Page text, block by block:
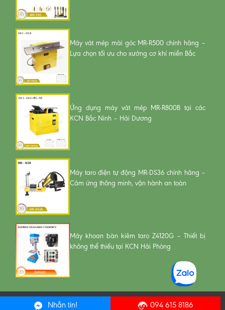
Nhắn tin! 094 615 8186
Máy vát mép mài góc MR-R500 chính hãng –
Lựa chọn tối ưu cho xưởng cơ khí miền Bắc
Ứng dụng máy vát mép MR-R800B tại các
KCN Bắc Ninh – Hải Dương
Máy taro điện tự động MR-DS36 chính hãng –
Cảm ứng thông minh, vận hành an toàn
Máy khoan bàn kiêm taro Z4120G – Thiết bị
không thể thiếu tại KCN Hải Phòng
Bản quyền thuộc về ckv.vn